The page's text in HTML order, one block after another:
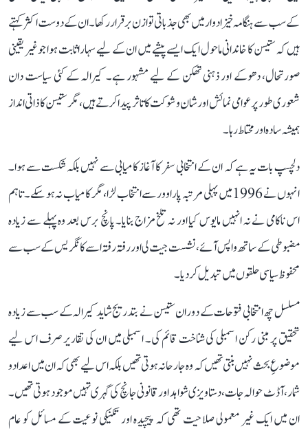
کے سب سے ہنگامہ خیز ادوار میں بھی جذباتی توازن برقرار رکھا۔ ان کے دوست اکثر کہتے
ہیں کہ ستیسن کا خاندانی ماحول ایک ایسے پیشے میں ان کے لیے سہارا ثابت ہوا جو غیر یقینی
صورتحال، دھوکے اور ذہنی تھکن کے لیے مشہور ہے۔ کیرالہ کے کئی سیاست دان
شعوری طور پر عوامی نمائش اور شان و شوکت کا تاثر پیدا کرتے ہیں، مگر ستیسن کا ذاتی انداز
ہمیشہ سادہ اور محتاط رہا۔
دلچسپ بات یہ ہے کہ ان کے انتخابی سفر کا آغاز کامیابی سے نہیں بلکہ شکست سے ہوا۔
انہوں نے 1996 میں پہلی مرتبہ پاراوور سے انتخاب لڑا، مگر کامیاب نہ ہو سکے۔ تاہم
اس ناکامی نے نہ انہیں مایوس کیا اور نہ تلخ مزاج بنایا۔ پانچ برس بعد وہ پہلے سے زیادہ
مضبوطی کے ساتھ واپس آئے، نشست جیت لی اور رفتہ رفتہ اسے کانگریس کے سب سے
محفوظ سیاسی حلقوں میں تبدیل کر دیا۔
مسلسل چھ انتخابی فتوحات کے دوران ستیسن نے بتدریج شاید کیرالہ کے سب سے زیادہ
تحقیق پر مبنی رکن اسمبلی کی شناخت قائم کی۔ اسمبلی میں ان کی تقاریر صرف اس لیے
موضوعِ بحث نہیں بنتی تھیں کہ وہ جارحانہ ہوتی تھیں بلکہ اس لیے بھی کہ ان میں اعداد و
شمار، آڈٹ حوالہ جات، دستاویزی شواہد اور قانونی جانچ کی گہری تہیں موجود ہوتی تھیں۔
ان میں ایک غیر معمولی صلاحیت تھی کہ پیچیدہ اور تکنیکی نوعیت کے مسائل کو عام